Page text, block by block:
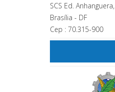
SCS Ed.
Brasília - DF
Cep : 70.315-900